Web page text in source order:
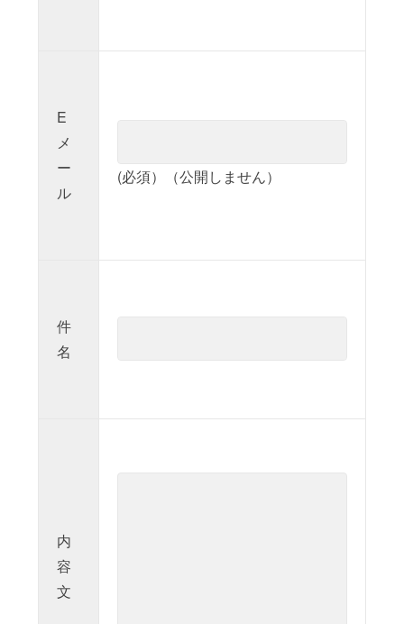
E
メ
ー
ル
(必須）（公開しません）
件
名
内
容
文